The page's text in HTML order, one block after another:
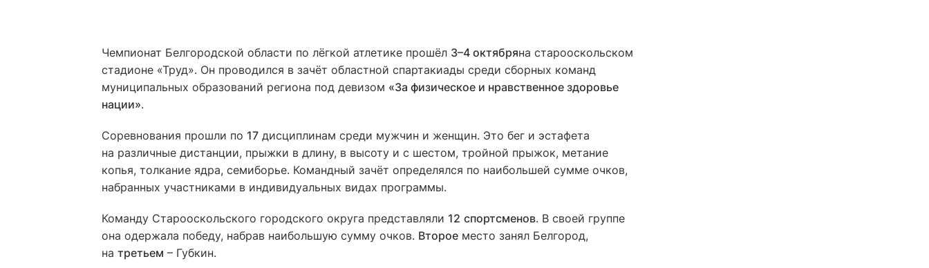
Чемпионат Белгородской области по лёгкой атлетике прошёл 3–4 октябряна старооскольском
стадионе «Труд». Он проводился в зачёт областной спартакиады среди сборных команд
муниципальных образований региона под девизом «За физическое и нравственное здоровье
нации».
Соревнования прошли по 17 дисциплинам среди мужчин и женщин. Это бег и эстафета
на различные дистанции, прыжки в длину, в высоту и с шестом, тройной прыжок, метание
копья, толкание ядра, семиборье. Командный зачёт определялся по наибольшей сумме очков,
набранных участниками в индивидуальных видах программы.
Команду Старооскольского городского округа представляли 12 спортсменов. В своей группе
она одержала победу, набрав наибольшую сумму очков. Второе место занял Белгород,
на третьем – Губкин.